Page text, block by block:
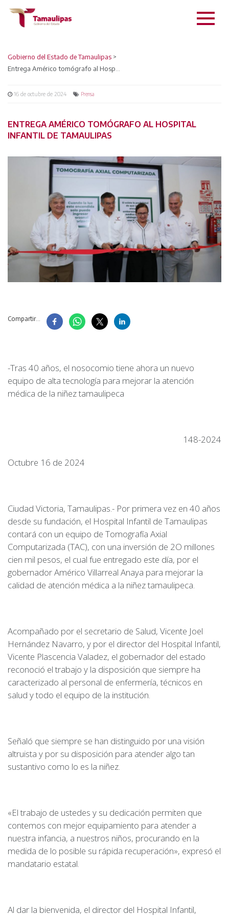
Gobierno del Estado de Tamaulipas >
16 de octubre de 2024 Prensa
ENTREGA AMÉRICO TOMÓGRAFO AL HOSPITAL
INFANTIL DE TAMAULIPAS
Compartir...
-Tras 40 años, el nosocomio tiene ahora un nuevo
equipo de alta tecnología para mejorar la atención
médica de la niñez tamaulipeca
148-2024
Octubre 16 de 2024
Ciudad Victoria, Tamaulipas.- Por primera vez en 40 años
desde su fundación, el Hospital Infantil de Tamaulipas
contará con un equipo de Tomografía Axial
Computarizada (TAC), con una inversión de 2O millones
cien mil pesos, el cual fue entregado este día, por el
gobernador Américo Villarreal Anaya para mejorar la
calidad de atención médica a la niñez tamaulipeca.
Acompañado por el secretario de Salud, Vicente Joel
Hernández Navarro, y por el director del Hospital Infantil,
Vicente Plascencia Valadez, el gobernador del estado
reconoció el trabajo y la disposición que siempre ha
caracterizado al personal de enfermería, técnicos en
salud y todo el equipo de la institución.
Señaló que siempre se han distinguido por una visión
altruista y por su disposición para atender algo tan
sustantivo como lo es la niñez.
«El trabajo de ustedes y su dedicación permiten que
contemos con mejor equipamiento para atender a
nuestra infancia, a nuestros niños, procurando en la
medida de lo posible su rápida recuperación», expresó el
mandatario estatal.
Al dar la bienvenida, el director del Hospital Infantil,